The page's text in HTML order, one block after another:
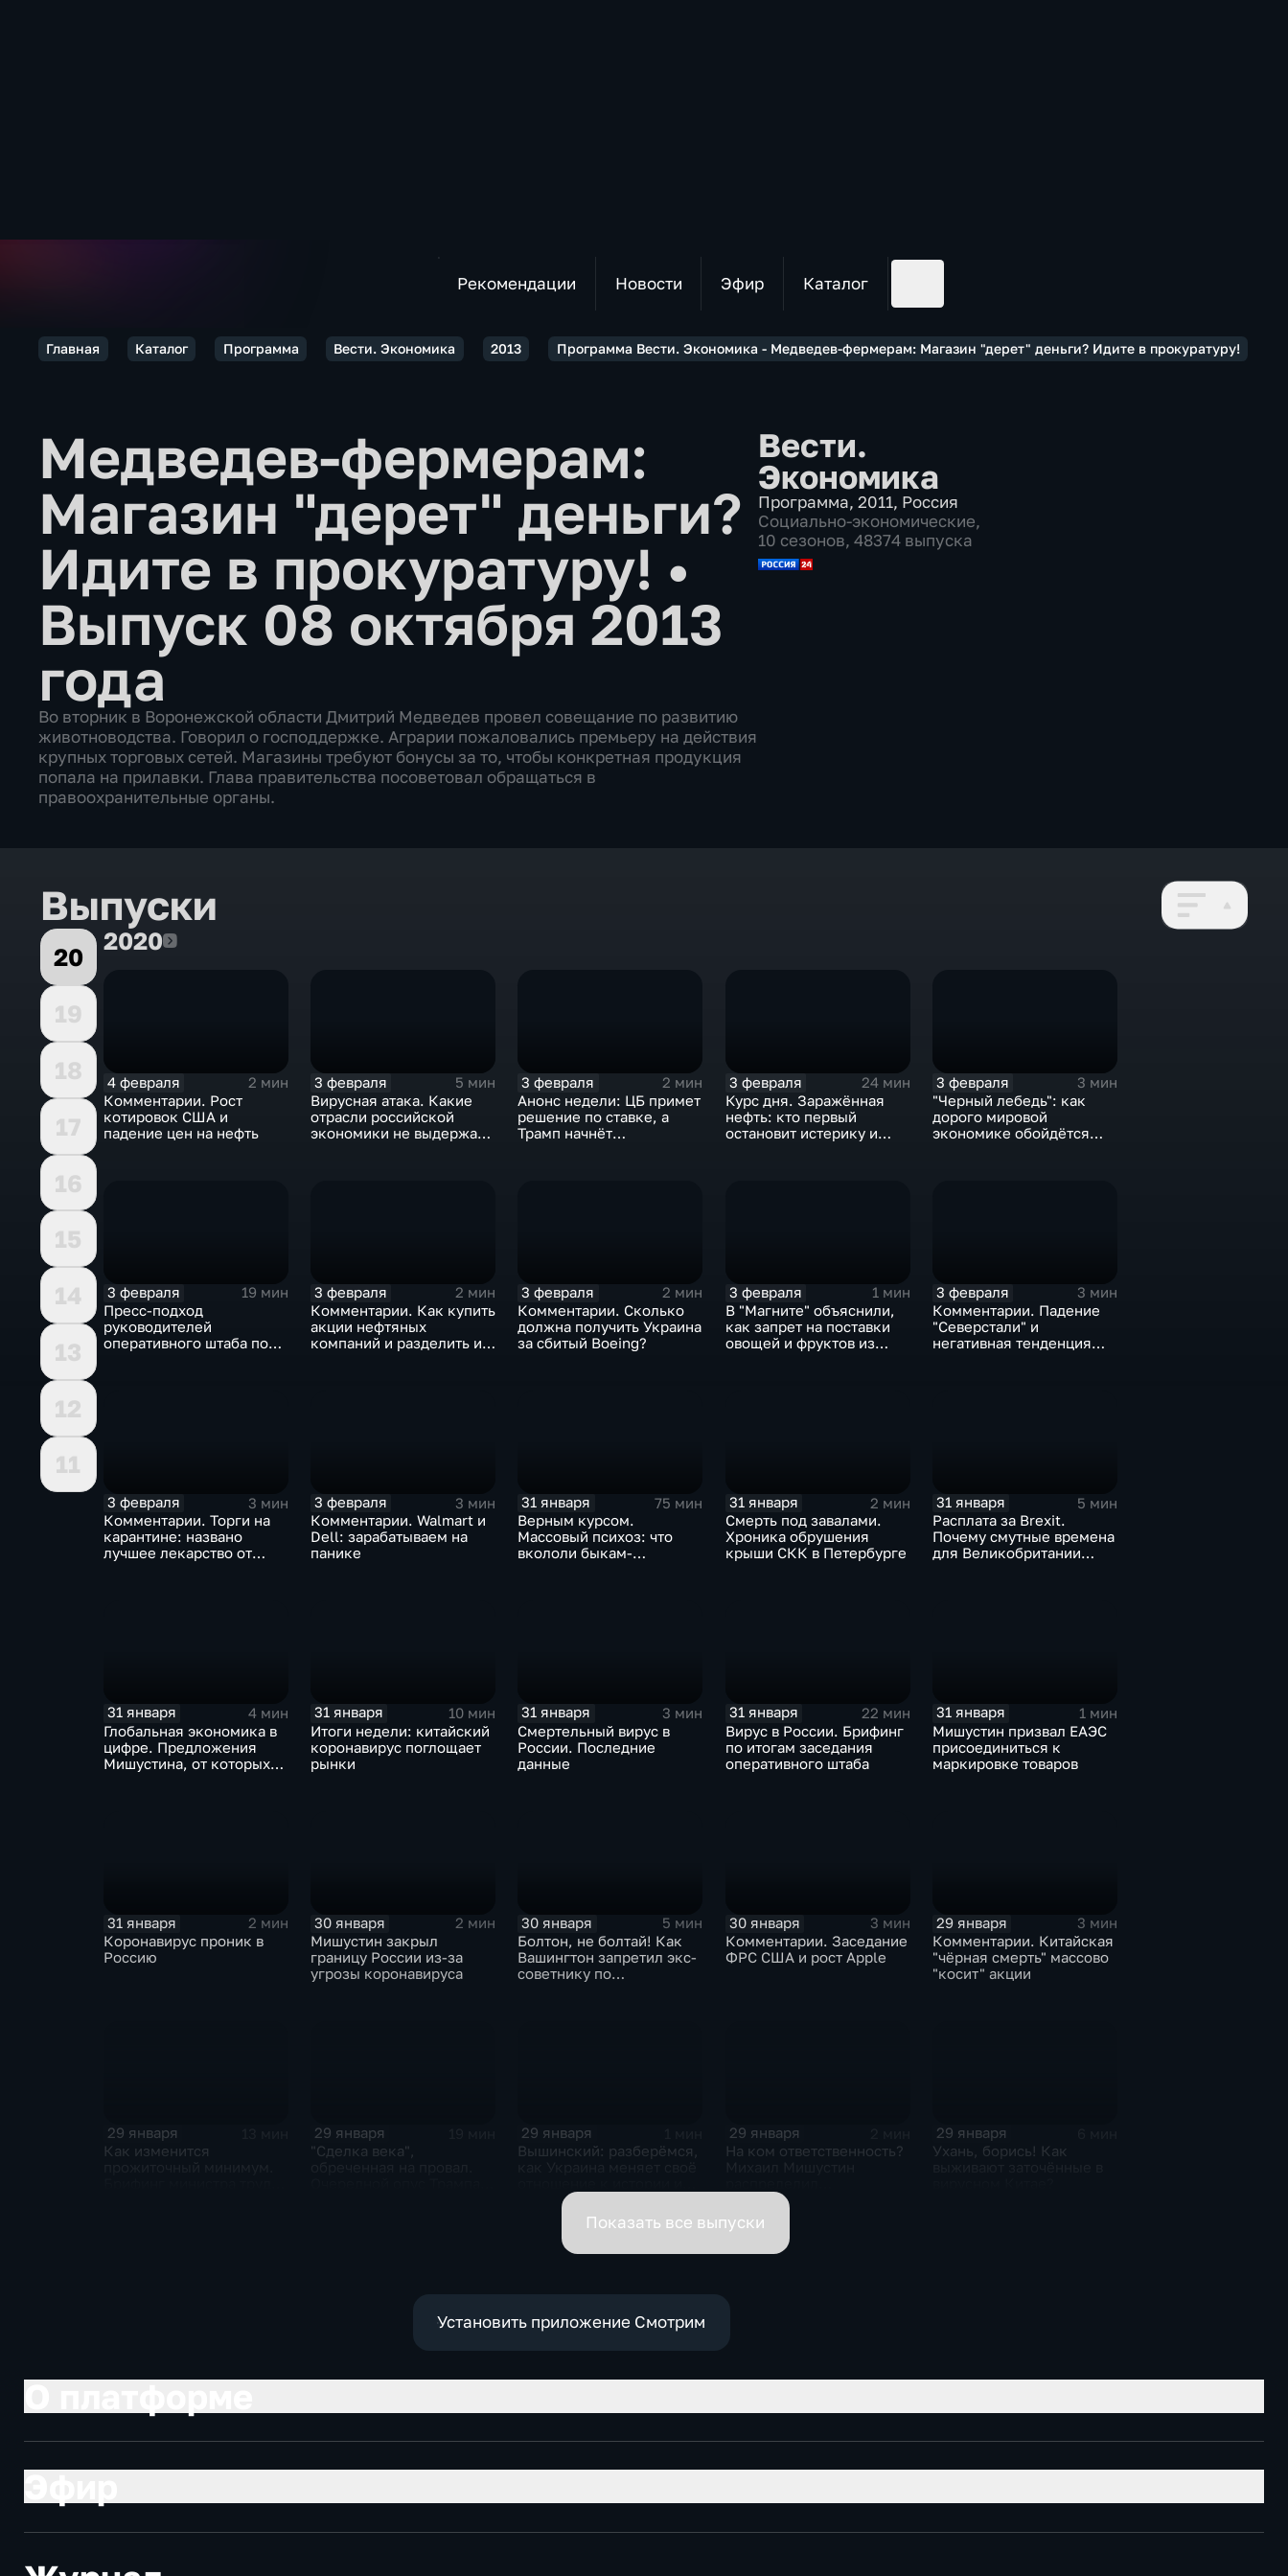
Рекомендации Новости Эфир Каталог
Главная Каталог Программа Вести. Экономика 2013 Программа Вести. Экономика - Медведев-фермерам: Магазин "дерет" деньги? Идите в прокуратуру!
Медведев-фермерам:
Магазин "дерет" деньги?
Идите в прокуратуру! •
Выпуск 08 октября 2013
года
Во вторник в Воронежской области Дмитрий Медведев провел совещание по развитию
животноводства. Говорил о господдержке. Аграрии пожаловались премьеру на действия
крупных торговых сетей. Магазины требуют бонусы за то, чтобы конкретная продукция
попала на прилавки. Глава правительства посоветовал обращаться в
правоохранительные органы.
Вести.
Экономика
Программа, 2011, Россия
Социально-экономические,
10 сезонов, 48374 выпуска
Выпуски
20
19
18
17
16
15
14
13
12
11
20202020
4 февраля
2 мин
Комментарии. Рост
котировок США и
падение цен на нефть
3 февраля
5 мин
Вирусная атака. Какие
отрасли российской
экономики не выдержат
3 февраля
2 мин
Анонс недели: ЦБ примет
решение по ставке, а
Трамп начнёт
3 февраля
24 мин
Курс дня. Заражённая
нефть: кто первый
остановит истерику и
3 февраля
3 мин
"Черный лебедь": как
дорого мировой
экономике обойдётся
3 февраля
19 мин
Пресс-подход
руководителей
оперативного штаба по
3 февраля
2 мин
Комментарии. Как купить
акции нефтяных
компаний и разделить их
3 февраля
2 мин
Комментарии. Сколько
должна получить Украина
за сбитый Boeing?
3 февраля
1 мин
В "Магните" объяснили,
как запрет на поставки
овощей и фруктов из
3 февраля
3 мин
Комментарии. Падение
"Северстали" и
негативная тенденция
3 февраля
3 мин
Комментарии. Торги на
карантине: названо
лучшее лекарство от
3 февраля
3 мин
Комментарии. Walmart и
Dell: зарабатываем на
панике
31 января
75 мин
Верным курсом.
Массовый психоз: что
вкололи быкам-
31 января
2 мин
Смерть под завалами.
Хроника обрушения
крыши СКК в Петербурге
31 января
5 мин
Расплата за Brexit.
Почему смутные времена
для Великобритании
31 января
4 мин
Глобальная экономика в
цифре. Предложения
Мишустина, от которых
31 января
10 мин
Итоги недели: китайский
коронавирус поглощает
рынки
31 января
3 мин
Смертельный вирус в
России. Последние
данные
31 января
22 мин
Вирус в России. Брифинг
по итогам заседания
оперативного штаба
31 января
1 мин
Мишустин призвал ЕАЭС
присоединиться к
маркировке товаров
31 января
2 мин
Коронавирус проник в
Россию
30 января
2 мин
Мишустин закрыл
границу России из-за
угрозы коронавируса
30 января
5 мин
Болтон, не болтай! Как
Вашингтон запретил экс-
советнику по
30 января
3 мин
Комментарии. Заседание
ФРС США и рост Apple
29 января
3 мин
Комментарии. Китайская
"чёрная смерть" массово
"косит" акции
29 января
Как изменится
29 января
"Сделка века",
29 января
Вышинский: разберёмся,
почему
29 января
На ком ответственность?
обязанности вице-
премьеров
29 января
Ухань, борись! Как
Показать все выпуски
Установить приложение Смотрим